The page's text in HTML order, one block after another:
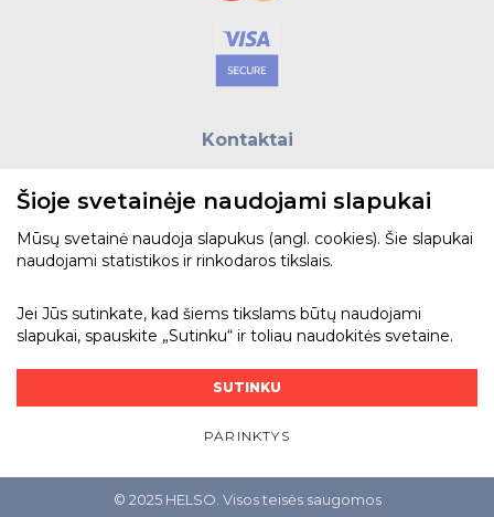
Kontaktai
Telefonas:+370 5 215 0070
Adresas: Vilkpėdės g. 4, LT-03151, Vilnius
Bendraukime
© 2025 HELSO. Visos teisės saugomos
Šioje svetainėje naudojami slapukai
Mūsų svetainė naudoja slapukus (angl. cookies). Šie slapukai
naudojami statistikos ir rinkodaros tikslais.
Jei Jūs sutinkate, kad šiems tikslams būtų naudojami
slapukai, spauskite „Sutinku“ ir toliau naudokitės svetaine.
SUTINKU
PARINKTYS